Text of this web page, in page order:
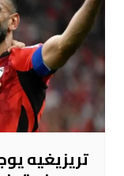
تريزيغيه